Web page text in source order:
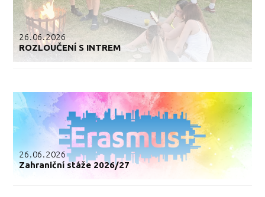
26.06.2026
ROZLOUČENÍ S INTREM
26.06.2026
Zahraniční stáže 2026/27